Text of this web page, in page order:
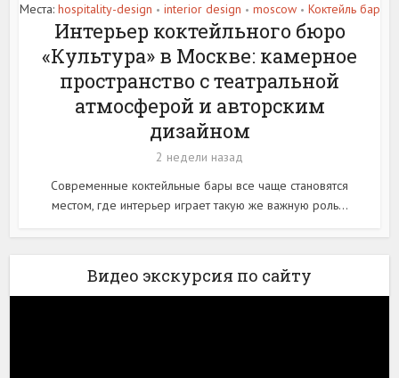
Места: hospitality-design • interior design • moscow • Коктейль бар
Интерьер коктейльного бюро
«Культура» в Москве: камерное
пространство с театральной
атмосферой и авторским
дизайном
2 недели назад
Современные коктейльные бары все чаще становятся
местом, где интерьер играет такую же важную роль...
Видео экскурсия по сайту